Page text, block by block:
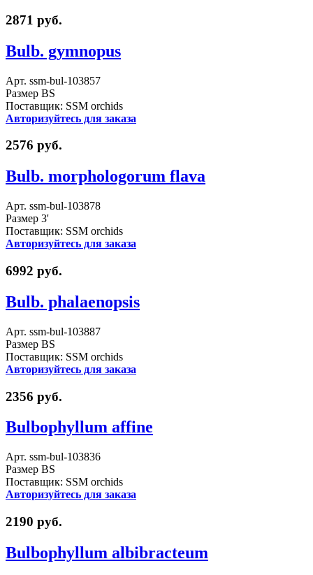
2871 руб.
Bulb. gymnopus
Арт. ssm-bul-103857
Размер BS
Поставщик: SSM orchids
Авторизуйтесь для заказа
2576 руб.
Bulb. morphologorum flava
Арт. ssm-bul-103878
Размер 3'
Поставщик: SSM orchids
Авторизуйтесь для заказа
6992 руб.
Bulb. phalaenopsis
Арт. ssm-bul-103887
Размер BS
Поставщик: SSM orchids
Авторизуйтесь для заказа
2356 руб.
Bulbophyllum affine
Арт. ssm-bul-103836
Размер BS
Поставщик: SSM orchids
Авторизуйтесь для заказа
2190 руб.
Bulbophyllum albibracteum